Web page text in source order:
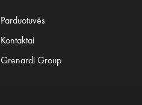
Parduotuvės
Kontaktai
Grenardi Group